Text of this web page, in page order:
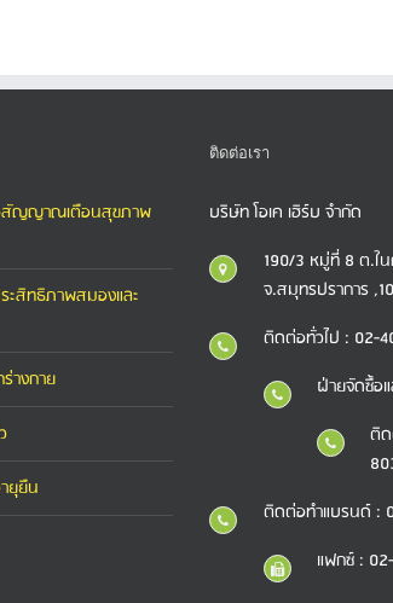
สัญญาณเตือนสุขภาพ
สิทธิภาพสมองและ
างกาย
ยุยืน
ติดต่อเรา
บริษัท โอเค เฮิร์บ จำกัด
190/3 หมู่ที่ 8 ต.ใ
จ.สมุทรปราการ
ติดต่อทั่วไป : 02-
ฝ่ายจัดซื้อ
ติ
ติดต่อทำแบรนด์ :
แฟกซ์ :